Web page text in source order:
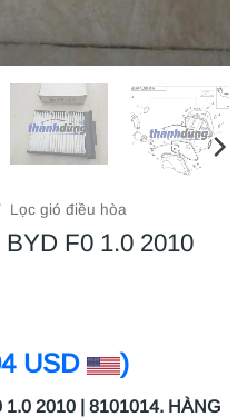
Lọc gió điều hòa
F0 1.0 2010
USD )
2010 | 8101014. HÀNG